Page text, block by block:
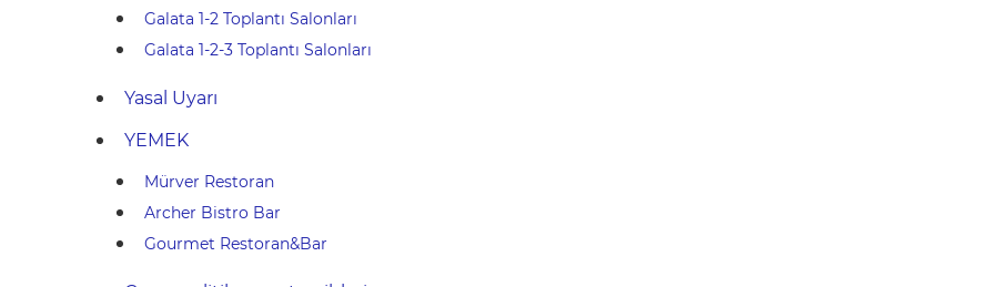
Galata 1-2 Toplantı Salonları
Galata 1-2-3 Toplantı Salonları
Yasal Uyarı
YEMEK
Mürver Restoran
Archer Bistro Bar
Gourmet Restoran&Bar